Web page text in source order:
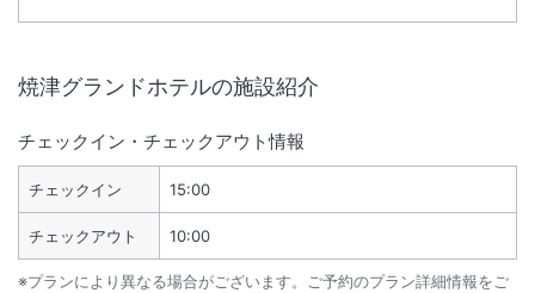
焼津グランドホテルの施設紹介
チェックイン・チェックアウト情報
チェックイン 15:00
チェックアウト 10:00
※プランにより異なる場合がございます。ご予約のプラン詳細情報をご